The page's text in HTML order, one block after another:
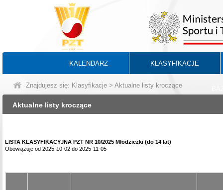
KALENDARZ KLASYFIKACJE
Znajdujesz się: Klasyfikacje > Aktualne listy kroczące
Aktualne listy kroczące
LISTA KLASYFIKACYJNA PZT NR 10/2025 Młodziczki (do 14 lat)
Obowiązuje od 2025-10-02 do 2025-11-05